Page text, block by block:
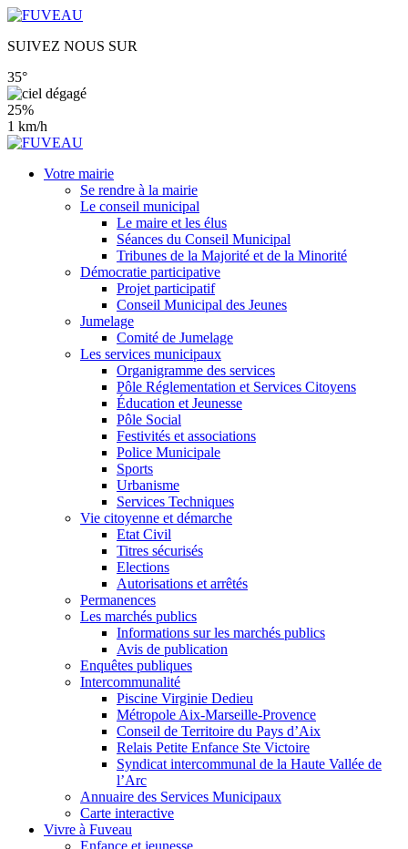
SUIVEZ NOUS SUR
35°
25%
1 km/h
Votre mairie
Se rendre à la mairie
Le conseil municipal
Le maire et les élus
Séances du Conseil Municipal
Tribunes de la Majorité et de la Minorité
Démocratie participative
Projet participatif
Conseil Municipal des Jeunes
Jumelage
Comité de Jumelage
Les services municipaux
Organigramme des services
Pôle Réglementation et Services Citoyens
Éducation et Jeunesse
Pôle Social
Festivités et associations
Police Municipale
Sports
Urbanisme
Services Techniques
Vie citoyenne et démarche
Etat Civil
Titres sécurisés
Elections
Autorisations et arrêtés
Permanences
Les marchés publics
Informations sur les marchés publics
Avis de publication
Enquêtes publiques
Intercommunalité
Piscine Virginie Dedieu
Métropole Aix-Marseille-Provence
Conseil de Territoire du Pays d’Aix
Relais Petite Enfance Ste Victoire
Syndicat intercommunal de la Haute Vallée de
l’Arc
Annuaire des Services Municipaux
Carte interactive
Vivre à Fuveau
Enfance et jeunesse